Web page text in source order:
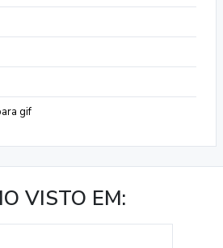
gif
VISTO EM: